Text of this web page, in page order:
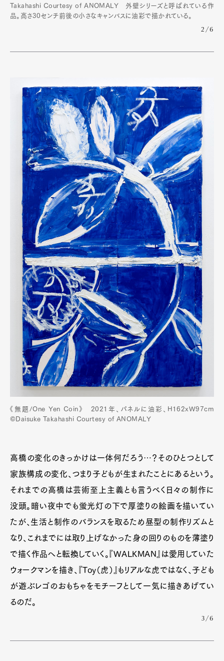
Takahashi Courtesy of ANOMALY 外壁シリーズと呼ばれている作
品。高さ30センチ前後の小さなキャンバスに油彩で描かれている。
2/6
《無題/One Yen Coin》 2021年、パネルに油彩、H162xW97cm
©︎Daisuke Takahashi Courtesy of ANOMALY
高橋の変化のきっかけは一体何だろう…？そのひとつとして
家族構成の変化、つまり子どもが生まれたことにあるという。
それまでの高橋は芸術至上主義とも言うべく日々の制作に
没頭。暗い夜中でも蛍光灯の下で厚塗りの絵画を描いてい
たが、生活と制作のバランスを取るため昼型の制作リズムと
なり、これまでには取り上げなかった身の回りのものを薄塗り
で描く作品へと転換していく。『WALKMAN』は愛用していた
ウォークマンを描き、『Toy（虎）』もリアルな虎ではなく、子ども
が遊ぶレゴのおもちゃをモチーフとして一気に描きあげてい
るのだ。
3/6